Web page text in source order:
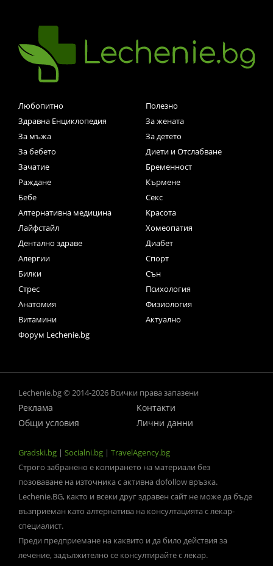
Любопитно
Полезно
Здравна Енциклопедия
За жената
За мъжа
За детето
За бебето
Диети и Отслабване
Зачатие
Бременност
Раждане
Кърмене
Бебе
Секс
Алтернативна медицина
Красота
Лайфстайл
Хомеопатия
Дентално здраве
Диабет
Алергии
Спорт
Билки
Сън
Стрес
Психология
Анатомия
Физиология
Витамини
Актуално
Форум Lechenie.bg
Lechenie.bg © 2014-2026 Всички права запазени
Реклама
Контакти
Общи условия
Лични данни
Gradski.bg | Socialni.bg | TravelAgency.bg
Строго забранено е копирането на материали без
позоваване на източника с активна dofollow връзка.
Lechenie.BG, както и всеки друг здравен сайт не може да бъде
възприеман като алтернатива на консултацията с лекар-
специалист.
Преди предприемане на каквито и да било действия за
лечение, задължително се консултирайте с лекар.